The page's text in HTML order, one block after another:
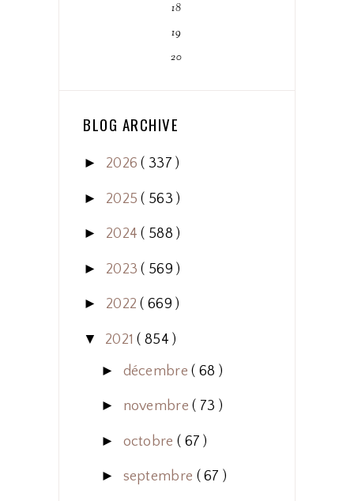
18
19
20
BLOG ARCHIVE
► 2026( 337 )
► 2025( 563 )
► 2024( 588 )
► 2023( 569 )
► 2022( 669 )
▼ 2021( 854 )
► décembre( 68 )
► novembre( 73 )
► octobre ( 67 )
► septembre ( 67 )